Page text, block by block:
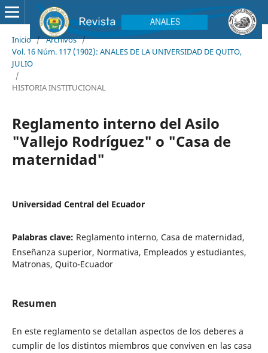
Inicio / Archivos /
Vol. 16 Núm. 117 (1902): ANALES DE LA UNIVERSIDAD DE QUITO,
JULIO
/
HISTORIA INSTITUCIONAL
Reglamento interno del Asilo
"Vallejo Rodríguez" o "Casa de
maternidad"
Universidad Central del Ecuador
Palabras clave: Reglamento interno, Casa de maternidad,
Enseñanza superior, Normativa, Empleados y estudiantes,
Matronas, Quito-Ecuador
Resumen
En este reglamento se detallan aspectos de los deberes a
cumplir de los distintos miembros que conviven en las casa